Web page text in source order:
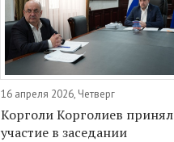
16 апреля 2026, Четверг
Корголи Корголиев принял
участие в заседании